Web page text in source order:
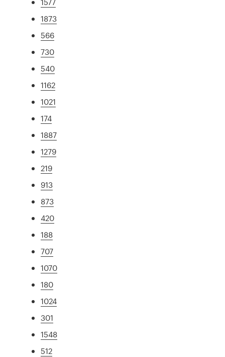
1873
566
730
540
1162
1021
174
1887
1279
219
913
873
420
188
707
1070
180
1024
301
1548
512